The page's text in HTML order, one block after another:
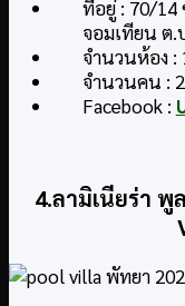
ที่อยู่ : 70/
จอมเทียน ต.
จำนวนห้อง :
จำนวนคน :
Facebook :
4.ลามิเนียร่า พู